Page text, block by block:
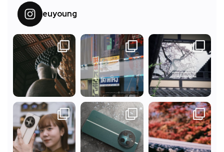
euyoung